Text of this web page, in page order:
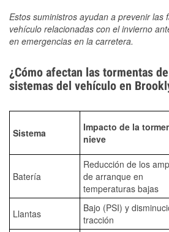
Estos suministros ayudan a prevenir las
vehículo relacionadas con el invierno
en emergencias en la carretera.
¿Cómo afectan las tormentas
sistemas del vehículo en
Sistema
Impacto de la
nieve
Batería
Reducción de los
de arranque en
temperaturas bajas
Llantas
Bajo (PSI) y
tracción